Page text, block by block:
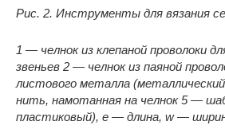
Рис. 2. Инструменты для вязания
1 — челнок из клепаной проволоки
звеньев 2 — челнок из паяной
листового металла
нить, намотанная на челнок 5 —
пластиковый), e — длина, w —